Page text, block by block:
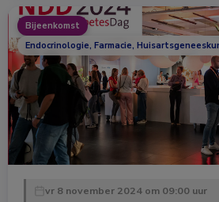
Bijeenkomst
Endocrinologie, Farmacie,
vr 8 november 2024 om 09:00 uur